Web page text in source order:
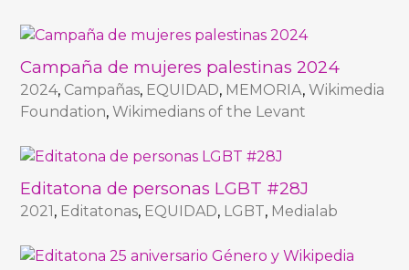
Campaña de mujeres palestinas 2024
2024, Campañas, EQUIDAD, MEMORIA,Wikimedia
Foundation,Wikimedians of the Levant
Editatona de personas LGBT #28J
2021, Editatonas, EQUIDAD, LGBT, Medialab